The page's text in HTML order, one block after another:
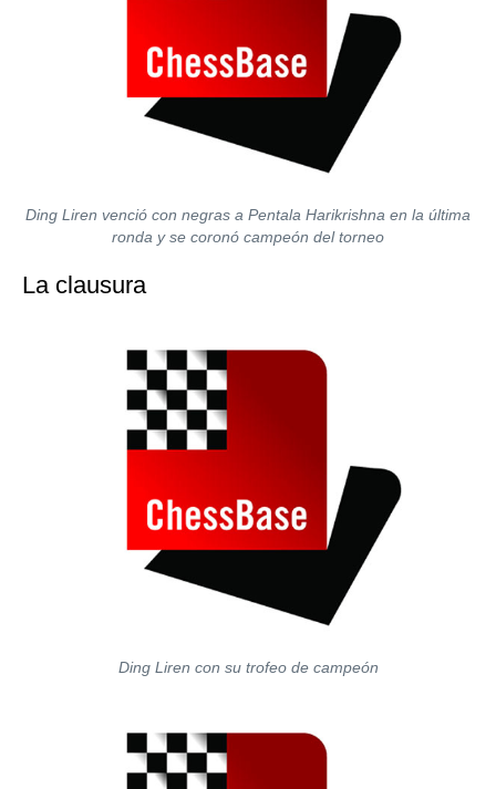
Ding Liren venció con negras a Pentala Harikrishna en la última
ronda y se coronó campeón del torneo
La clausura
Ding Liren con su trofeo de campeón